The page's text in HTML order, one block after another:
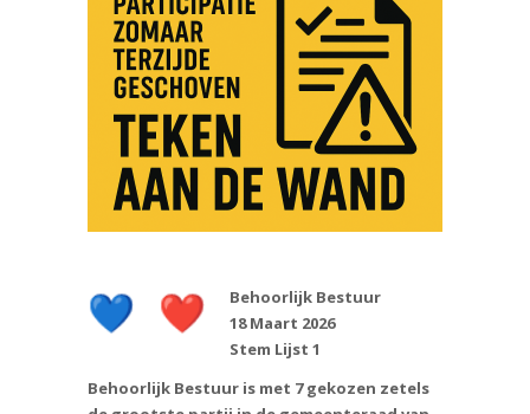
Behoorlijk Bestuur
18 Maart 2026
Stem Lijst 1
Behoorlijk Bestuur is met 7 gekozen zetels